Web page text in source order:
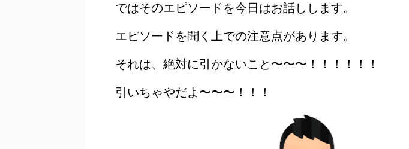
ではそのエピソードを今日はお話しします。
エピソードを聞く上での注意点があります。
それは、絶対に引かないこと〜〜〜！！！！！！
引いちゃやだよ〜〜〜！！！